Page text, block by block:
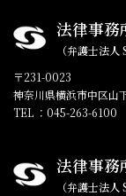
法律事務
（弁護士法人
〒231-0023
神奈川県横浜市中区山
TEL ：045-263-6100
法律事務
（弁護士法人